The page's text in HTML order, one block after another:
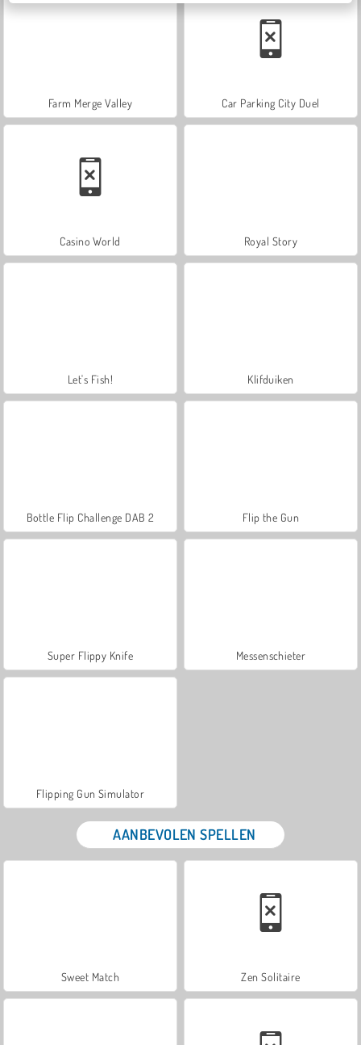
Farm Merge Valley Car Parking City Duel
Casino World Royal Story
Let's Fish! Klifduiken
Bottle Flip Challenge DAB 2 Flip the Gun
Super Flippy Knife Messenschieter
Flipping Gun Simulator
AANBEVOLEN SPELLEN
Sweet Match Zen Solitaire